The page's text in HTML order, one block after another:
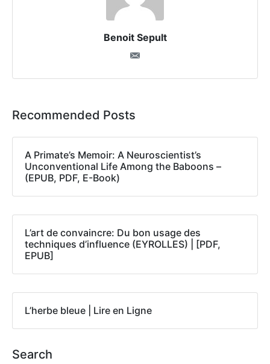
Benoit Sepult
Recommended Posts
A Primate’s Memoir: A Neuroscientist’s
Unconventional Life Among the Baboons –
(EPUB, PDF, E-Book)
L’art de convaincre: Du bon usage des
techniques d’influence (EYROLLES) | [PDF,
EPUB]
L’herbe bleue | Lire en Ligne
Search